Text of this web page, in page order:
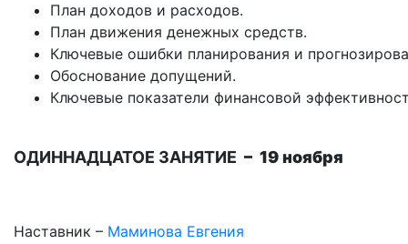
План доходов и расходов.
План движения денежных средств.
Ключевые ошибки планирования и
Обоснование допущений.
Ключевые показатели финансовой
ОДИННАДЦАТОЕ ЗАНЯТИЕ – 19 ноября
Наставник – Маминова Евгения